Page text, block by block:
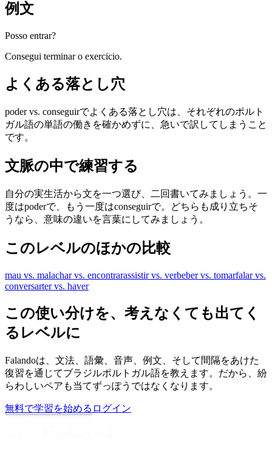
例文
Posso entrar?
Consegui terminar o exercicio.
よくある落とし穴
poder vs. conseguirでよくある落とし穴は、それぞれのポルト
ガル語の単語の働きを確かめずに、急いで訳してしまうこと
です。
文脈の中で練習する
自分の実生活から文を一つ選び、二回書いてみましょう。一
度はpoderで、もう一度はconseguirで。どちらも成り立ちそ
うなら、意味の違いを言葉にしてみましょう。
このレベルのほかの比較
mau vs. malachar vs. encontrarassistir vs. verbeber vs. tomarfalar vs.
conversarter vs. haver
この使い分けを、考えなくても出てく
るレベルに
Falandoは、文法、語彙、音声、例文、そして間隔をあけた
復習を通じてブラジルポルトガル語を教えます。だから、紛
らわしいペアも当てずっぽうではなくなります。
無料で学習を始める ログイン